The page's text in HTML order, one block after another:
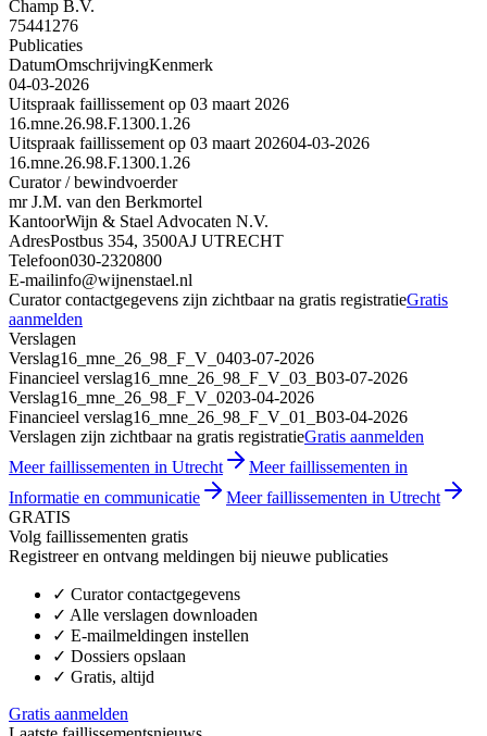
Champ B.V.
75441276
Publicaties
DatumOmschrijvingKenmerk
04-03-2026
Uitspraak faillissement op 03 maart 2026
16.mne.26.98.F.1300.1.26
Uitspraak faillissement op 03 maart 202604-03-2026
16.mne.26.98.F.1300.1.26
Curator / bewindvoerder
mr J.M. van den Berkmortel
KantoorWijn & Stael Advocaten N.V.
AdresPostbus 354, 3500AJ UTRECHT
Telefoon030-2320800
E-mailinfo@wijnenstael.nl
Curator contactgegevens zijn zichtbaar na gratis registratieGratis
aanmelden
Verslagen
Verslag16_mne_26_98_F_V_0403-07-2026
Financieel verslag16_mne_26_98_F_V_03_B03-07-2026
Verslag16_mne_26_98_F_V_0203-04-2026
Financieel verslag16_mne_26_98_F_V_01_B03-04-2026
Verslagen zijn zichtbaar na gratis registratieGratis aanmelden
Meer faillissementen in Utrecht
Meer faillissementen in
Informatie en communicatie
Meer faillissementen in Utrecht
GRATIS
Volg faillissementen gratis
Registreer en ontvang meldingen bij nieuwe publicaties
✓ Curator contactgegevens
✓ Alle verslagen downloaden
✓ E-mailmeldingen instellen
✓ Dossiers opslaan
✓ Gratis, altijd
Gratis aanmelden